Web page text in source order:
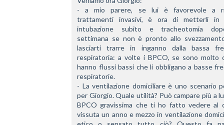
- a mio parere, se lui è favorevole a
trattamenti invasivi, è ora di metterli in
intubazione subito e tracheotomia
settimana se non è pronto allo
lasciarti trarre in inganno dalla bassa
respiratoria: a volte i BPCO, se sono molto
hanno flussi bassi che li obbligano a basse
respiratorie.
- La ventilazione domiciliare è uno scenario
per Giorgio. Quale utilità? Può campare più a
BPCO gravissima che ti ho fatto vedere al
vissuta un anno e mezzo in ventilazione